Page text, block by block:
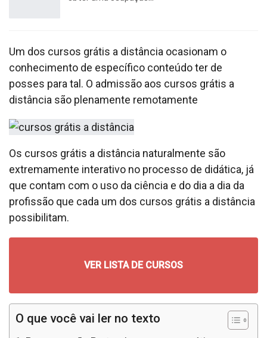
Um dos cursos grátis a distância ocasionam o
conhecimento de específico conteúdo ter de
posses para tal. O admissão aos cursos grátis a
distância são plenamente remotamente
Os cursos grátis a distância naturalmente são
extremamente interativo no processo de didática, já
que contam com o uso da ciência e do dia a dia da
profissão que cada um dos cursos grátis a distância
possibilitam.
VER LISTA DE CURSOS
O que você vai ler no texto